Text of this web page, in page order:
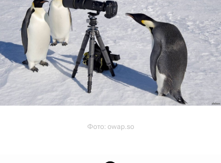
Фото: owap.so